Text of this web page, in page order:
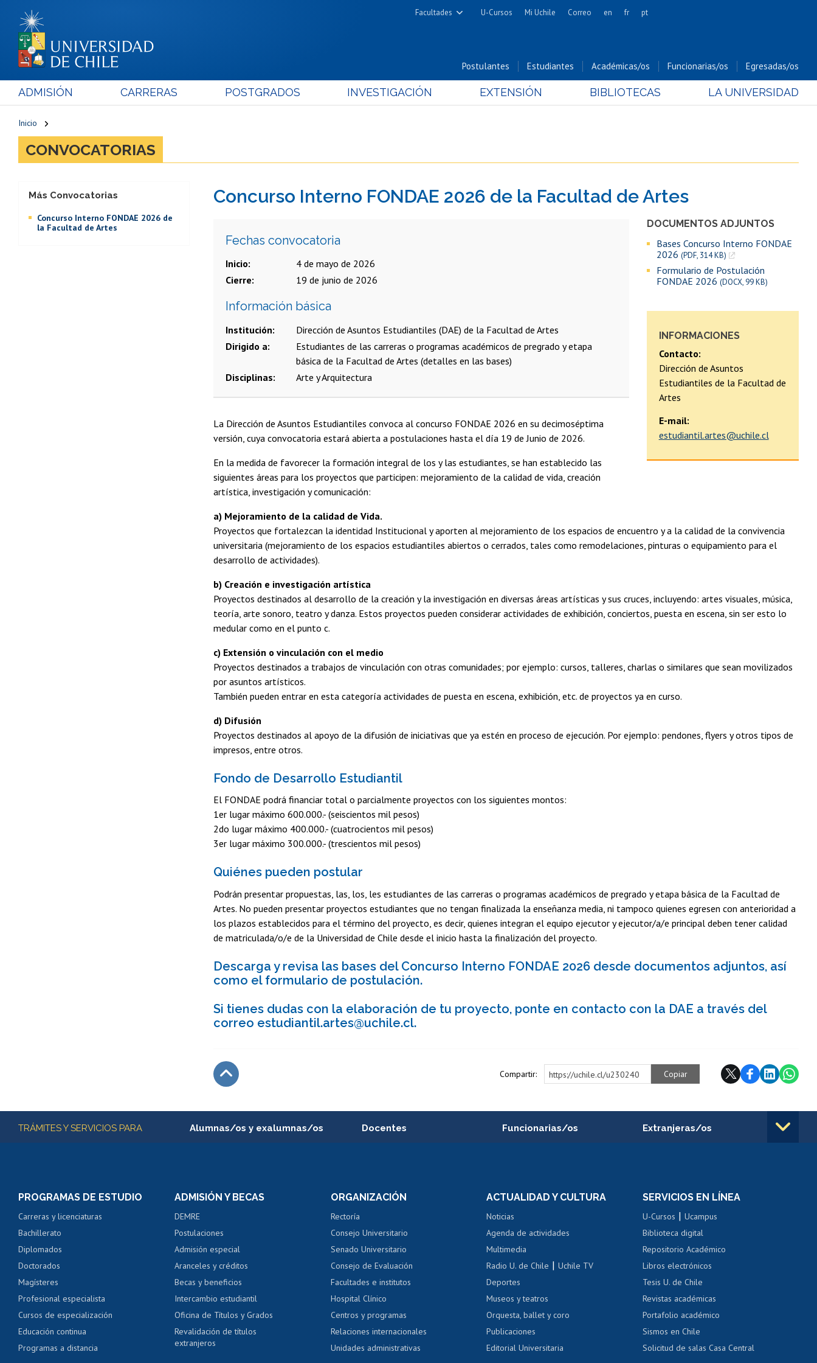
Facultades
Cs. Físicas y Matemáticas
Cs. Forestales y Conservación
Cs. Químicas y Farmacéuticas
Cs. Sociales
Estudios Avanzados en Educación
Estudios Internacionales
Hospital Clínico
U-Cursos Mi Uchile Correo en fr pt
Postulantes Estudiantes Académicas/os Funcionarias/os Egresadas/os
ADMISIÓN CARRERAS POSTGRADOS INVESTIGACIÓN EXTENSIÓN BIBLIOTECAS LA UNIVERSIDAD
Inicio
CONVOCATORIAS
Concurso Interno FONDAE 2026 de la Facultad de Artes
DOCUMENTOS ADJUNTOS
Bases Concurso Interno FONDAE
2026 (PDF, 314 KB)
Formulario de Postulación
FONDAE 2026 (DOCX, 99 KB)
INFORMACIONES
Contacto:
Dirección de Asuntos
Estudiantiles de la Facultad de
Artes
E-mail:
estudiantil.artes@uchile.cl
Fechas convocatoria
Inicio
4 de mayo de 2026
Cierre
19 de junio de 2026
Información básica
Institución
Dirección de Asuntos Estudiantiles (DAE) de la Facultad de Artes
Dirigido a
Estudiantes de las carreras o programas académicos de pregrado y etapa
básica de la Facultad de Artes (detalles en las bases)
Disciplinas
Arte y Arquitectura
La Dirección de Asuntos Estudiantiles convoca al concurso FONDAE 2026 en su decimoséptima
versión, cuya convocatoria estará abierta a postulaciones hasta el día 19 de Junio de 2026.
En la medida de favorecer la formación integral de los y las estudiantes, se han establecido las
siguientes áreas para los proyectos que participen: mejoramiento de la calidad de vida, creación
artística, investigación y comunicación:
a) Mejoramiento de la calidad de Vida.
Proyectos que fortalezcan la identidad Institucional y aporten al mejoramiento de los espacios de encuentro y a la calidad de la convivencia
universitaria (mejoramiento de los espacios estudiantiles abiertos o cerrados, tales como remodelaciones, pinturas o equipamiento para el
desarrollo de actividades).
b) Creación e investigación artística
Proyectos destinados al desarrollo de la creación y la investigación en diversas áreas artísticas y sus cruces, incluyendo: artes visuales, música,
teoría, arte sonoro, teatro y danza. Estos proyectos pueden considerar actividades de exhibición, conciertos, puesta en escena, sin ser esto lo
medular como en el punto c.
c) Extensión o vinculación con el medio
Proyectos destinados a trabajos de vinculación con otras comunidades; por ejemplo: cursos, talleres, charlas o similares que sean movilizados
por asuntos artísticos.
También pueden entrar en esta categoría actividades de puesta en escena, exhibición, etc. de proyectos ya en curso.
d) Difusión
Proyectos destinados al apoyo de la difusión de iniciativas que ya estén en proceso de ejecución. Por ejemplo: pendones, flyers y otros tipos de
impresos, entre otros.
Fondo de Desarrollo Estudiantil
El FONDAE podrá financiar total o parcialmente proyectos con los siguientes montos:
1er lugar máximo 600.000.- (seiscientos mil pesos)
2do lugar máximo 400.000.- (cuatrocientos mil pesos)
3er lugar máximo 300.000.- (trescientos mil pesos)
Quiénes pueden postular
Podrán presentar propuestas, las, los, les estudiantes de las carreras o programas académicos de pregrado y etapa básica de la Facultad de
Artes. No pueden presentar proyectos estudiantes que no tengan finalizada la enseñanza media, ni tampoco quienes egresen con anterioridad a
los plazos establecidos para el término del proyecto, es decir, quienes integran el equipo ejecutor y ejecutor/a/e principal deben tener calidad
de matriculada/o/e de la Universidad de Chile desde el inicio hasta la finalización del proyecto.
Descarga y revisa las bases del Concurso Interno FONDAE 2026 desde documentos adjuntos, así
como el formulario de postulación.
Si tienes dudas con la elaboración de tu proyecto, ponte en contacto con la DAE a través del
correo estudiantil.artes@uchile.cl.
Compartir: https://uchile.cl/u230240 Copiar
Más Convocatorias
Concurso Interno FONDAE 2026 de
la Facultad de Artes
Más información
TRÁMITES Y SERVICIOS PARA Alumnas/os y exalumnas/os
Consulta y certificado de notas
Servicio médico y dental
Pago de arancel y crédito alumnos
Pago de arancel y crédito exalumnos
Certificado de títulos y grados
Docentes
Perfeccionamiento
Evaluación docente
Calificación académica
Postulación al AUCAI
Funcionarias/os
Portal de movilidad interna
Certificado de renta
Certificado de renta
Gestión de correo uchile
Extranjeras/os
Movilidad Estudiantil
Cursos de español
Acoso laboral, sexual y violencia
PROGRAMAS DE ESTUDIO
Carreras y licenciaturas
Bachillerato
Diplomados
Doctorados
Magísteres
Profesional especialista
Cursos de especialización
Educación continua
Programas a distancia
ADMISIÓN Y BECAS
DEMRE
Postulaciones
Admisión especial
Aranceles y créditos
Becas y beneficios
Intercambio estudiantil
Oficina de Títulos y Grados
Revalidación de títulos
extranjeros
ORGANIZACIÓN
Rectoría
Consejo Universitario
Senado Universitario
Consejo de Evaluación
Facultades e institutos
Hospital Clínico
Centros y programas
Relaciones internacionales
Unidades administrativas
ACTUALIDAD Y CULTURA
Noticias
Agenda de actividades
Multimedia
Radio U. de Chile |Uchile TV
Deportes
Museos y teatros
Orquesta, ballet y coro
Publicaciones
Editorial Universitaria
SERVICIOS EN LÍNEA
U-Cursos |Ucampus
Biblioteca digital
Repositorio Académico
Libros electrónicos
Tesis U. de Chile
Revistas académicas
Portafolio académico
Sismos en Chile
Solicitud de salas Casa Central